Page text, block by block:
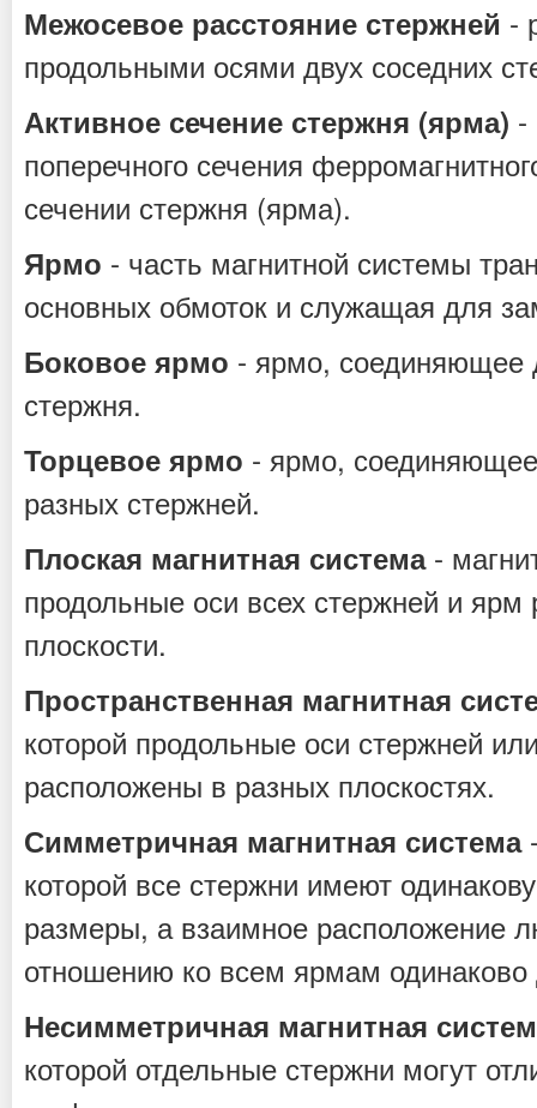
Межосевое расстояние стержней -
продольными осями двух соседних
Активное сечение стержня (ярма) -
поперечного сечения
сечении стержня (ярма).
Ярмо - часть магнитной системы
основных обмоток и служащая для
Боковое ярмо - ярмо, соединяющее
стержня.
Торцевое ярмо - ярмо,
разных стержней.
Плоская магнитная система-
продольные оси всех стержней и
плоскости.
Пространственная магнитная
которой продольные оси стержней
расположены в разных плоскостях.
Симметричная магнитная система
которой все стержни имеют
размеры, а взаимное расположение
отношению ко всем ярмам одинаково
Несимметричная магнитная
которой отдельные стержни могут